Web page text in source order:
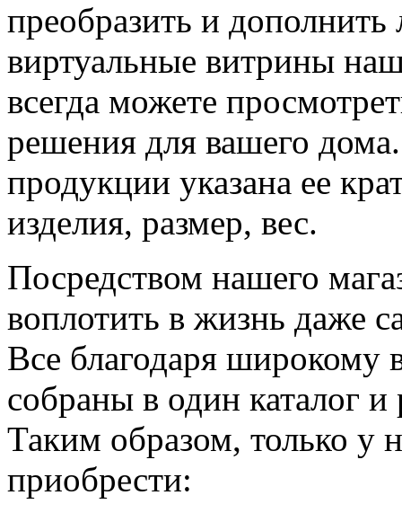
преобразить и
виртуальные витрины
всегда можете
решения для вашего
продукции указана ее
изделия, размер, вес.
Посредством нашего
воплотить в жизнь даже
Все благодаря широкому
собраны в один каталог
Таким образом, только у
приобрести: